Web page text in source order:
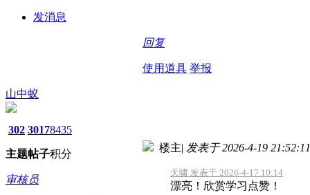
发消息
回复
使用道具 举报
山中蚁
302
主题
3017
帖子
8435
积分
审核员
楼主| 发表于 2026-4-19 21:52:11
天啸 发表于 2026-4-17 10:14
漂亮！欣赏学习点赞！